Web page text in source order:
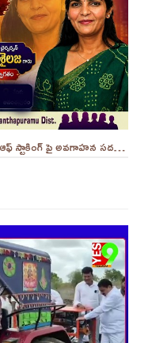
మహిళలు, విద్యార్తినిలు ఎదుర్కొంటున్న ప్రివెన్షన్ ఆఫ్ స్టాకింగ్ పై అవగాహన సదస్సు.. - ||YES 9TV